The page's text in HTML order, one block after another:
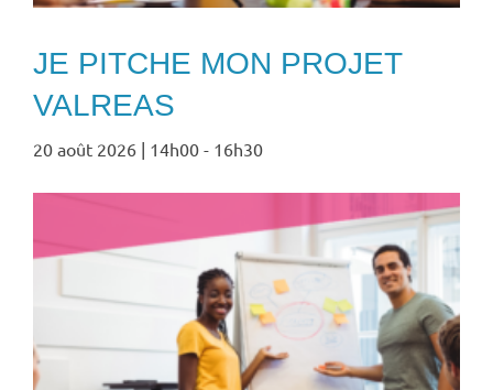
JE PITCHE MON PROJET
VALREAS
20 août 2026 | 14h00 - 16h30